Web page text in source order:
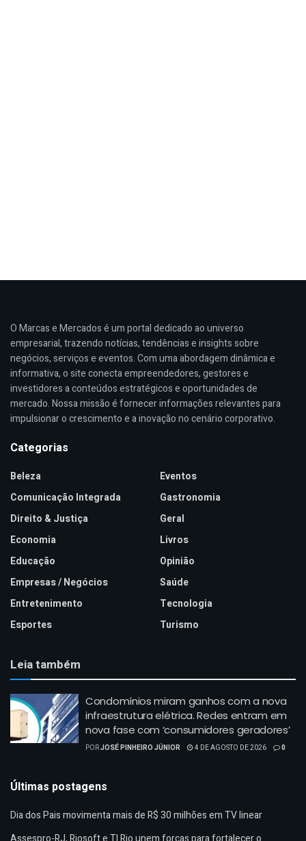
O Marcas e Mercados é um portal dedicado ao universo
empresarial, trazendo notícias, tendências e insights sobre
negócios, serviços e eventos. Com uma abordagem dinâmica e
informativa, o site conecta empreendedores, gestores e
investidores a conteúdos estratégicos e oportunidades de
mercado. Nossa missão é fornecer informações relevantes para
impulsionar o crescimento e a inovação no cenário corporativo.
Categorias
Beleza
Comunicação Integrada
Direito & Justiça
Economia
Educação
Empresas / Negócios
Entretenimento
Esportes
Eventos
Gastronomia
Geral
Livros
Opinião
Saúde
Tecnologia
Turismo
Leia também
Condomínios miram ganhos com a nova
infraestrutura elétrica. Redes entram em
nova fase com ‘consumidores geradores’
PORJOSÉ PINHEIRO JÚNIOR 4 DE AGOSTO DE 2026 0
Últimas postagens
Dia dos Pais movimenta mais de R$ 30 milhões em TV linear